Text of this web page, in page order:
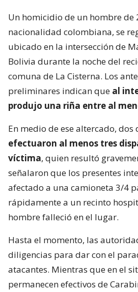
Un homicidio de un hombre de
nacionalidad colombiana, se
ubicado en la intersección de
Bolivia durante la noche del
comuna de La Cisterna. Los
preliminares indican que al
produjo una riña entre al
En medio de ese altercado, dos
efectuaron al menos tres
víctima, quien resultó
señalaron que los presentes
afectado a una camioneta 3/4
rápidamente a un recinto
hombre falleció en el lugar.
Hasta el momento, las
diligencias para dar con el
atacantes. Mientras que en el
permanecen efectivos de